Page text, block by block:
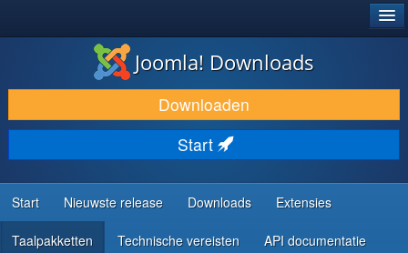
DOWNLOAD & BREID UIT
ONTDEK & LEER
COMMUNITY & ONDERSTEUNING
ONTWIKKELAARSBRONNEN
Joomla! Downloads
Downloaden
Start
Start Nieuwste release Downloads Extensies
Taalpakketten Technische vereisten API documentatie